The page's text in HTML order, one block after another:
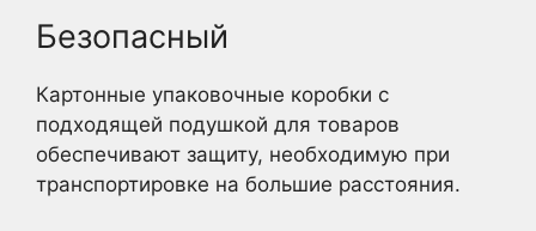
Безопасный
Картонные упаковочные коробки с
подходящей подушкой для товаров
обеспечивают защиту, необходимую при
транспортировке на большие расстояния.